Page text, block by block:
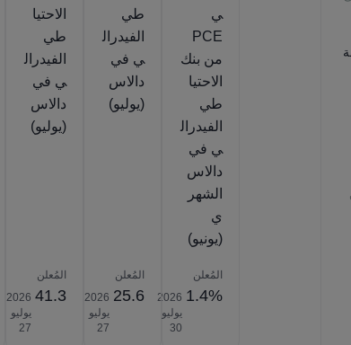
ي
PCE
من بنك
الاحتيا
طي
الفيدرال
ي في
دالاس
الشهر
ي
(يونيو)
المُعلن
1.4%
2026‎
يوليو
‎30
طي
الفيدرال
ي في
دالاس
(يوليو)
المُعلن
25.6
2026‎
يوليو
‎27
الاحتيا
طي
الفيدرال
ي في
دالاس
(يوليو)
المُعلن
41.3
2026‎
يوليو
‎27